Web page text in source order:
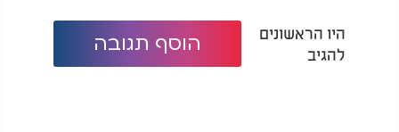
היו הראשונים
להגיב
הוסף תגובה